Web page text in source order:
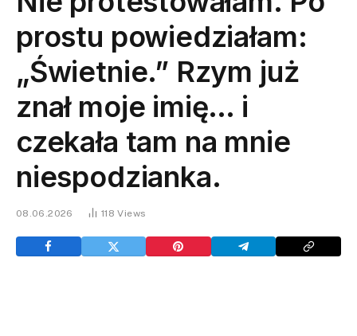
prostu powiedziałam:
„Świetnie.” Rzym już
znał moje imię… i
czekała tam na mnie
niespodzianka.
08.06.2026 118Views